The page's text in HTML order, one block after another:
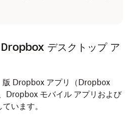
デスクトップ ア
Dropbox アプリ（Dropbox
Dropbox モバイル アプリおよび
います。